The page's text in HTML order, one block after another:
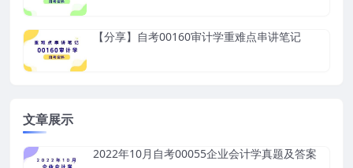
【分享】自考00160审计学重难点串讲笔记
文章展示
2022年10月自考00055企业会计学真题及答案